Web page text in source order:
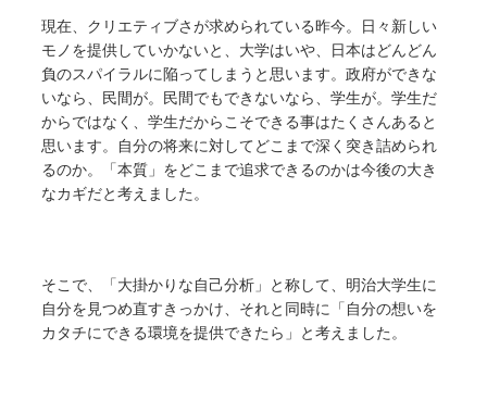
現在、クリエティブさが求められている昨今。日々新しい
モノを提供していかないと、大学はいや、日本はどんどん
負のスパイラルに陥ってしまうと思います。政府ができな
いなら、民間が。民間でもできないなら、学生が。学生だ
からではなく、学生だからこそできる事はたくさんあると
思います。自分の将来に対してどこまで深く突き詰められ
るのか。「本質」をどこまで追求できるのかは今後の大き
なカギだと考えました。
そこで、「大掛かりな自己分析」と称して、明治大学生に
自分を見つめ直すきっかけ、それと同時に「自分の想いを
カタチにできる環境を提供できたら」と考えました。